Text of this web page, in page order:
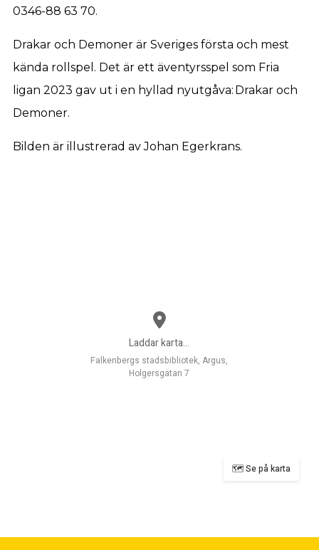
0346-88 63 70.
Drakar och Demoner är Sveriges första och mest
kända rollspel. Det är ett äventyrsspel som Fria
ligan 2023 gav ut i en hyllad nyutgåva: Drakar och
Demoner.
Bilden är illustrerad av Johan Egerkrans.
Laddar karta...
Falkenbergs stadsbibliotek, Argus,
Holgersgatan 7
🗺️ Se på karta